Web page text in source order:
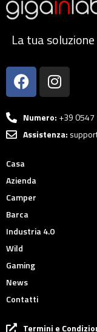
La tua
Numero: +39 0547
Assistenza:
Casa
Azienda
Camper
Barca
Industria 4.0
Wild
Gaming
News
Contatti
Termini e